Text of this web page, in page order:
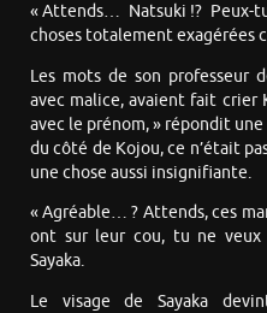
« Attends… Natsuki !? Peux-
choses totalement exagérées
Les mots de son professeur
avec malice, avaient fait crier
avec le prénom, » répondit
du côté de Kojou, ce n’était
une chose aussi insignifiante.
« Agréable… ? Attends, ces
ont sur leur cou, tu ne veux
Sayaka.
Le visage de Sayaka